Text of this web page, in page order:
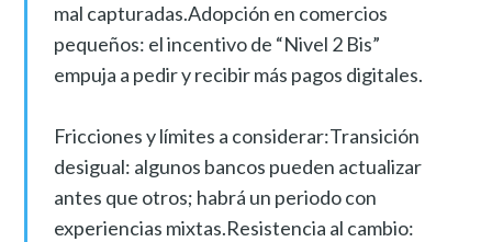
mal capturadas.Adopción en comercios
pequeños: el incentivo de “Nivel 2 Bis”
empuja a pedir y recibir más pagos digitales.
Fricciones y límites a considerar:Transición
desigual: algunos bancos pueden actualizar
antes que otros; habrá un periodo con
experiencias mixtas.Resistencia al cambio: